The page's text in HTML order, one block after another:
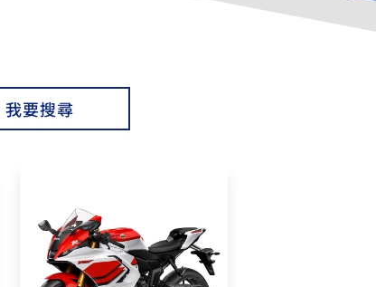
XSR 155
FZ-X
150
JOG
我要搜尋